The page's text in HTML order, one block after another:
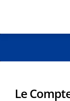
Le